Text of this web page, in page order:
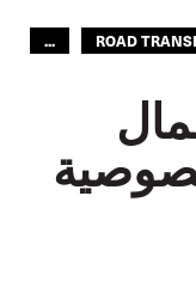
ROAD
...